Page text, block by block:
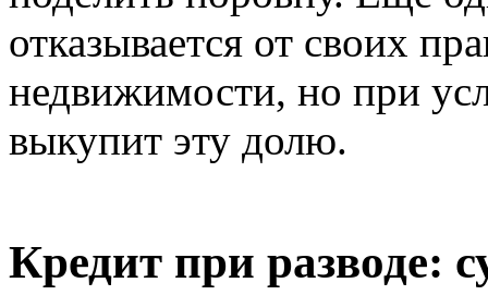
отказывается от своих
недвижимости, но при
выкупит эту долю.
Кредит при разводе: